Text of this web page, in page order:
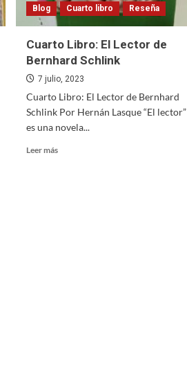
Blog Cuarto libro Reseña
Cuarto Libro: El Lector de
Bernhard Schlink
7 julio, 2023
Cuarto Libro: El Lector de Bernhard
Schlink Por Hernán Lasque “El lector”
es una novela...
Leer másRead